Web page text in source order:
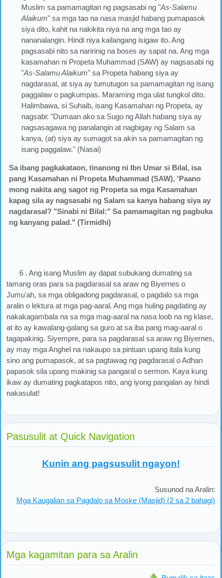
Muslim sa pamamagitan ng pagsasabi ng "As-Salamu
Alaikum" sa mga tao na nasa masjid habang pumapasok
siya dito, kahit na nakikita niya na ang mga tao ay
nananalangin. Hindi niya kailangang isigaw ito. Ang
pagsasabi nito sa naririnig na boses ay sapat na. Ang mga
kasamahan ni Propeta Muhammad (SAW) ay nagsasabi ng
"As-Salamu Alaikum" sa Propeta habang siya ay
nagdarasal, at siya ay tumutugon sa pamamagitan ng isang
paggalaw o pagkumpas. Maraming mga ulat tungkol dito.
Halimbawa, si Suhaib, isang Kasamahan ng Propeta, ay
nagsabi: "Dumaan ako sa Sugo ng Allah habang siya ay
nagsasagawa ng panalangin at nagbigay ng Salam sa
kanya, (at) siya ay sumagot sa akin sa pamamagitan ng
isang paggalaw." (Nasai)
Sa ibang pagkakataon, tinanong ni Ibn Umar si Bilal, isa
pang Kasamahan ni Propeta Muhammad (SAW), 'Paano
mong nakita ang sagot ng Propeta sa mga Kasamahan
kapag sila ay nagsasabi ng Salam sa kanya habang siya ay
nagdarasal? "Sinabi ni Bilal:" Sa pamamagitan ng pagbuka
ng kanyang palad." (Tirmidhi)
6 . Ang isang Muslim ay dapat subukang dumating sa
tamang oras para sa pagdarasal sa araw ng Biyernes o
Jumu'ah, sa mga obligadong pagdarasal, o pagdalo sa mga
aralin o lektura at mga pag-aaral. Ang mga huling pagdating ay
nakakagambala na sa mga mag-aaral na nasa loob na ng klase,
at ito ay kawalang-galang sa guro at sa iba pang mag-aaral o
tagapakinig. Siyempre, para sa pagdarasal sa araw ng Biyernes,
ay may mga Anghel na nakaupo sa pintuan upang itala kung
sino ang pumapasok, at sa pagtawag ng pagdarasal o Adhan
papasok sila upang makinig sa pangaral o sermon. Kaya kung
ikaw ay dumating pagkatapos nito, ang iyong pangalan ay hindi
nakasulat!
Pasusulit at Quick Navigation
Kunin ang pagsusulit ngayon!
Susunod na Aralin:
Mga Kaugalian sa Pagdalo sa Moske (Masjid) (2 sa 2 bahagi)
Mga kagamitan para sa Aralin